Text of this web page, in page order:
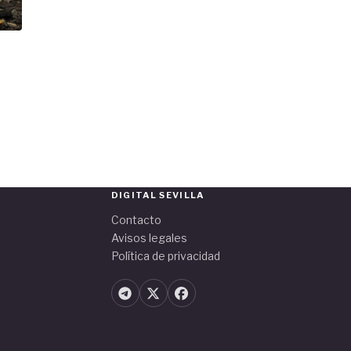
DIGITAL SEVILLA
Contacto
Avisos legales
Política de privacidad